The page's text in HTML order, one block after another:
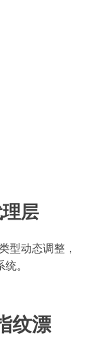
层
型动态调整，
。
纹漂